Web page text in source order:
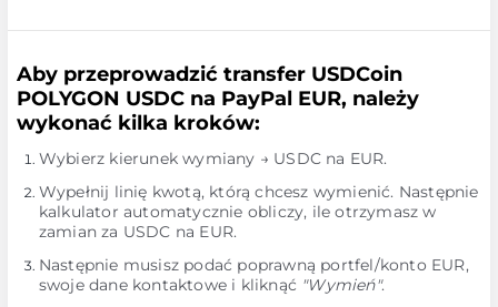
Aby przeprowadzić transfer USDCoin
POLYGON USDC na PayPal EUR, należy
wykonać kilka kroków:
Wybierz kierunek wymiany → USDC na EUR.
Wypełnij linię kwotą, którą chcesz wymienić. Następnie
kalkulator automatycznie obliczy, ile otrzymasz w
zamian za USDC na EUR.
Następnie musisz podać poprawną portfel/konto EUR,
swoje dane kontaktowe i kliknąć "Wymień".